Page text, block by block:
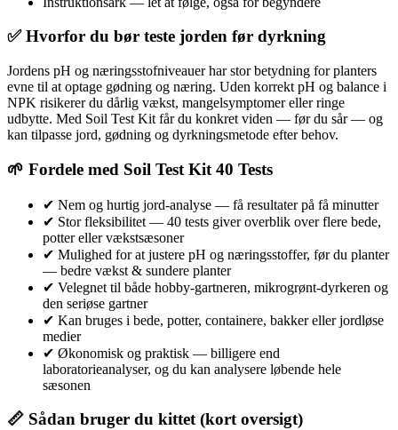
✅ Hvorfor du bør teste jorden før dyrkning
Jordens pH og næringsstofniveauer har stor betydning for planters
evne til at optage gødning og næring. Uden korrekt pH og balance i
NPK risikerer du dårlig vækst, mangelsymptomer eller ringe
udbytte. Med Soil Test Kit får du konkret viden — før du sår — og
kan tilpasse jord, gødning og dyrkningsmetode efter behov.
🌱 Fordele med Soil Test Kit 40 Tests
✔ Nem og hurtig jord-analyse — få resultater på få minutter
✔ Stor fleksibilitet — 40 tests giver overblik over flere bede,
potter eller vækstsæsoner
✔ Mulighed for at justere pH og næringsstoffer, før du planter
— bedre vækst & sundere planter
✔ Velegnet til både hobby-gartneren, mikrogrønt-dyrkeren og
den seriøse gartner
✔ Kan bruges i bede, potter, containere, bakker eller jordløse
medier
✔ Økonomisk og praktisk — billigere end
laboratorieanalyser, og du kan analysere løbende hele
sæsonen
📏 Sådan bruger du kittet (kort oversigt)